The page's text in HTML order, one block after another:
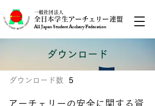
一般社団法人
全日本学生アーチェリー連盟
All Japan Student Archery Federation
ダウンロード
ダウンロード数 5
アーチェリーの安全に関する資